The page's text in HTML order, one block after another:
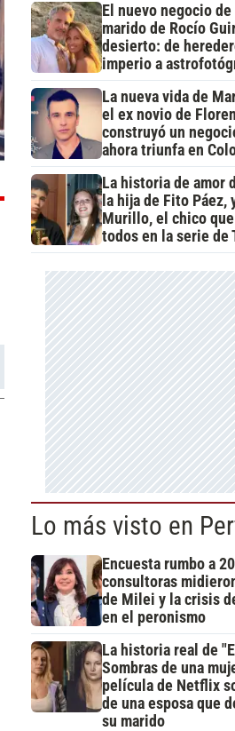
El nuevo negocio de
marido de Rocío
desierto: de
imperio a
La nueva vida de
el ex novio de
construyó un
ahora triunfa en
La historia de amor
la hija de Fito Páez,
Murillo, el chico
todos en la serie de
Lo más visto en
Encuesta rumbo a
consultoras
de Milei y la crisis
en el peronismo
La historia real de
Sombras de una
película de Netflix
de una esposa que
su marido